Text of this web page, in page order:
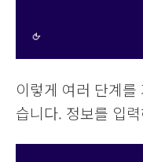
이렇게 여러 단계
습니다. 정보를 입